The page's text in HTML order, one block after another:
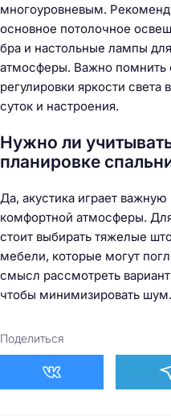
многоуровневым.
основное потолочное
бра и настольные лампы
атмосферы. Важно помнить
регулировки яркости света
суток и настроения.
Нужно ли
планировке
Да, акустика играет важную
комфортной атмосферы.
стоит выбирать тяжелые
мебели, которые могут
смысл рассмотреть
чтобы минимизировать шум.
Поделиться